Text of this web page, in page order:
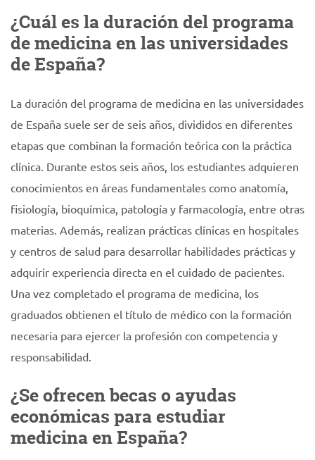
¿Cuál es la duración del programa
de medicina en las universidades
de España?
La duración del programa de medicina en las universidades
de España suele ser de seis años, divididos en diferentes
etapas que combinan la formación teórica con la práctica
clínica. Durante estos seis años, los estudiantes adquieren
conocimientos en áreas fundamentales como anatomía,
fisiología, bioquímica, patología y farmacología, entre otras
materias. Además, realizan prácticas clínicas en hospitales
y centros de salud para desarrollar habilidades prácticas y
adquirir experiencia directa en el cuidado de pacientes.
Una vez completado el programa de medicina, los
graduados obtienen el título de médico con la formación
necesaria para ejercer la profesión con competencia y
responsabilidad.
¿Se ofrecen becas o ayudas
económicas para estudiar
medicina en España?